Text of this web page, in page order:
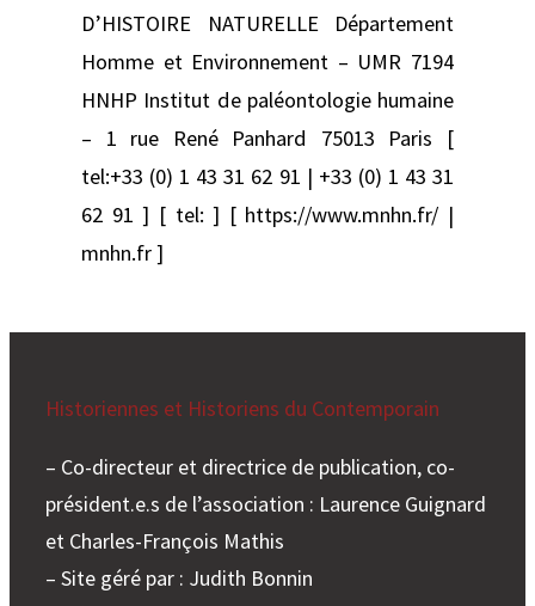
D’HISTOIRE NATURELLE Département
Homme et Environnement – UMR 7194
HNHP Institut de paléontologie humaine
– 1 rue René Panhard 75013 Paris [
tel:+33 (0) 1 43 31 62 91 | +33 (0) 1 43 31
62 91 ] [ tel: ] [ https://www.mnhn.fr/ |
mnhn.fr ]
Historiennes et Historiens du Contemporain
– Co-directeur et directrice de publication, co-
président.e.s de l’association : Laurence Guignard
et Charles-François Mathis
– Site géré par : Judith Bonnin